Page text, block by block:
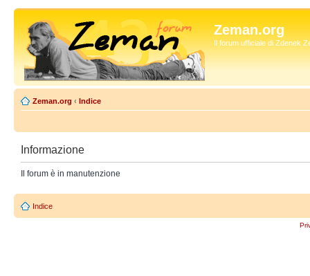
Zeman.org
Il forum ufficiale di Zdenek
Zeman.org ‹ Indice
Informazione
Il forum è in manutenzione
Indice